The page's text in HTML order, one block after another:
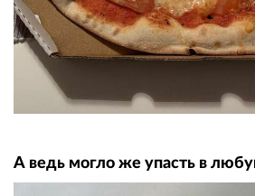
А ведь могло же упасть в